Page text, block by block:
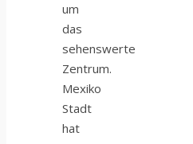
um
das
sehenswerte
Zentrum.
Mexiko
Stadt
hat